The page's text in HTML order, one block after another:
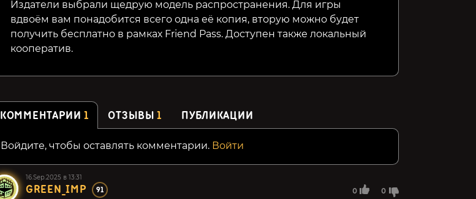
Издатели выбрали щедрую модель распространения. Для игры
вдвоём вам понадобится всего одна её копия, вторую можно будет
получить бесплатно в рамках Friend Pass. Доступен также локальный
кооператив.
КОММЕНТАРИИ 1 ОТЗЫВЫ1 ПУБЛИКАЦИИ
Войдите, чтобы оставлять комментарии. Войти
16.Sep.2025 в 13:31
GREEN_IMP 91 0 0